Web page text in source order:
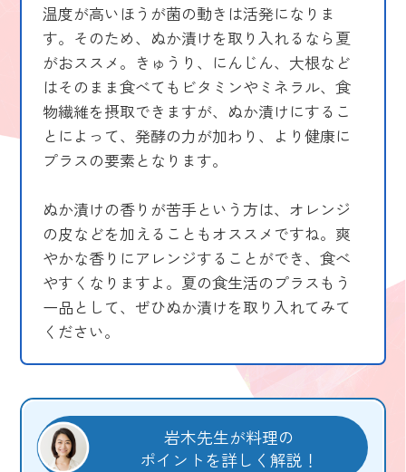
温度が高いほうが菌の動きは活発になりま
す。そのため、ぬか漬けを取り入れるなら夏
がおススメ。きゅうり、にんじん、大根など
はそのまま食べてもビタミンやミネラル、食
物繊維を摂取できますが、ぬか漬けにするこ
とによって、発酵の力が加わり、より健康に
プラスの要素となります。
ぬか漬けの香りが苦手という方は、オレンジ
の皮などを加えることもオススメですね。爽
やかな香りにアレンジすることができ、食べ
やすくなりますよ。夏の食生活のプラスもう
一品として、ぜひぬか漬けを取り入れてみて
ください。
岩木先生が料理の
ポイントを詳しく解説！